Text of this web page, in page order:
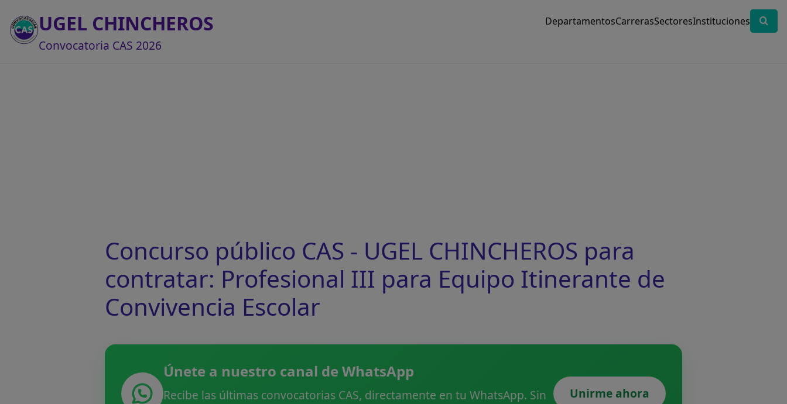
UGEL CHINCHEROS
Convocatoria CAS 2026
DepartamentosCarrerasSectoresInstituciones
Concurso público CAS - UGEL CHINCHEROS para
contratar: Profesional III para Equipo Itinerante de
Convivencia Escolar
Únete a nuestro canal de WhatsApp
Recibe las últimas convocatorias CAS, directamente en tu WhatsApp. Sin
Unirme ahora